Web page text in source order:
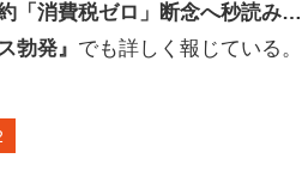
「消費税ゼロ」断念へ秒読み…
勃発』 でも詳しく報じている。